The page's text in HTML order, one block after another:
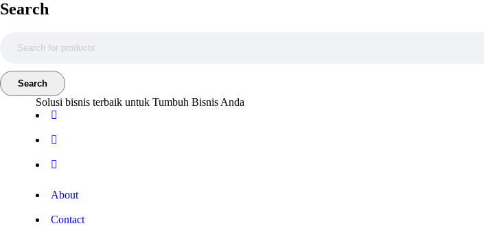
Search
Solusi bisnis terbaik untuk Tumbuh Bisnis Anda
About
Contact